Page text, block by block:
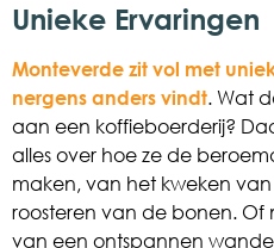
Unieke Ervaringen
Monteverde zit vol met
nergens anders vindt. Wat
aan een koffieboerderij?
alles over hoe ze de
maken, van het kweken
roosteren van de bonen. Of
van een ontspannen